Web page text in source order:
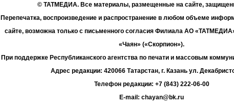
© ТАТМЕДИА. Все материалы, размещенные на сайте,
Перепечатка, воспроизведение и распространение в любом объеме
сайте, возможна только с письменного согласия Филиала АО
«Чаян» («Скорпион»).
При поддержке Республиканского агентства по печати и массовым
Адрес редакции: 420066 Татарстан, г. Казань ул.
Телефон редакции: +7 (843) 222-06-00
E-mail: chayan@bk.ru